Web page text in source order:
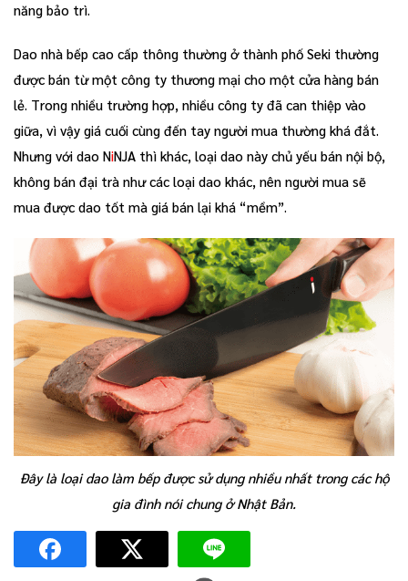
năng bảo trì.
Dao nhà bếp cao cấp thông thường ở thành phố Seki thường
được bán từ một công ty thương mại cho một cửa hàng bán
lẻ. Trong nhiều trường hợp, nhiều công ty đã can thiệp vào
giữa, vì vậy giá cuối cùng đến tay người mua thường khá đắt.
Nhưng với dao NiNJA thì khác, loại dao này chủ yếu bán nội bộ,
không bán đại trà như các loại dao khác, nên người mua sẽ
mua được dao tốt mà giá bán lại khá “mềm”.
Đây là loại dao làm bếp được sử dụng nhiều nhất trong các hộ
gia đình nói chung ở Nhật Bản.